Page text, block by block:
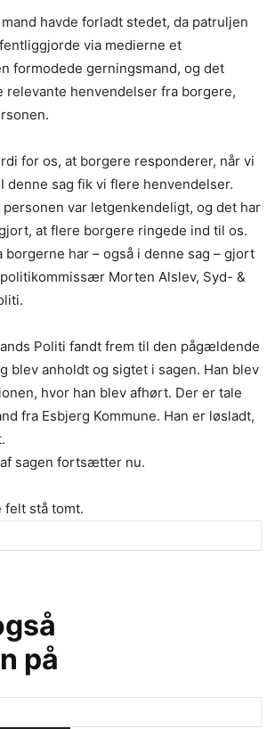
havde forladt stedet, da patruljen
via medierne et
formodede gerningsmand, og det
relevante henvendelser fra borgere,
for os, at borgere responderer, når vi
denne sag fik vi flere henvendelser.
personen var letgenkendeligt, og det har
at flere borgere ringede ind til os.
borgerne har – også i denne sag – gjort
Morten Alslev, Syd- &
Politi fandt frem til den pågældende
blev anholdt og sigtet i sagen. Han blev
hvor han blev afhørt. Der er tale
fra Esbjerg Kommune. Han er løsladt,
sagen fortsætter nu.
felt stå tomt.
på